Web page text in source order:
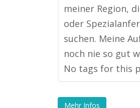
meiner Region,
oder
suchen. Meine
noch nie so gut
No tags for this
Mehr Infos